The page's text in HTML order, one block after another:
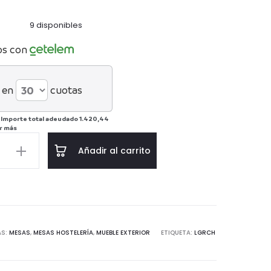
9 disponibles
con
cuotas
Importe total adeudado1.420,44
más
Añadir al carrito
MESAS, MESAS HOSTELERÍA, MUEBLE EXTERIOR ETIQUETA: LGRCH